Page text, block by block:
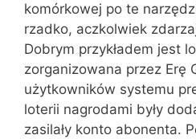
komórkowej po te
rzadko, aczkolwiek
Dobrym przykładem jest
zorganizowana przez Erę
użytkowników systemu
loterii nagrodami były
zasilały konto abonenta.